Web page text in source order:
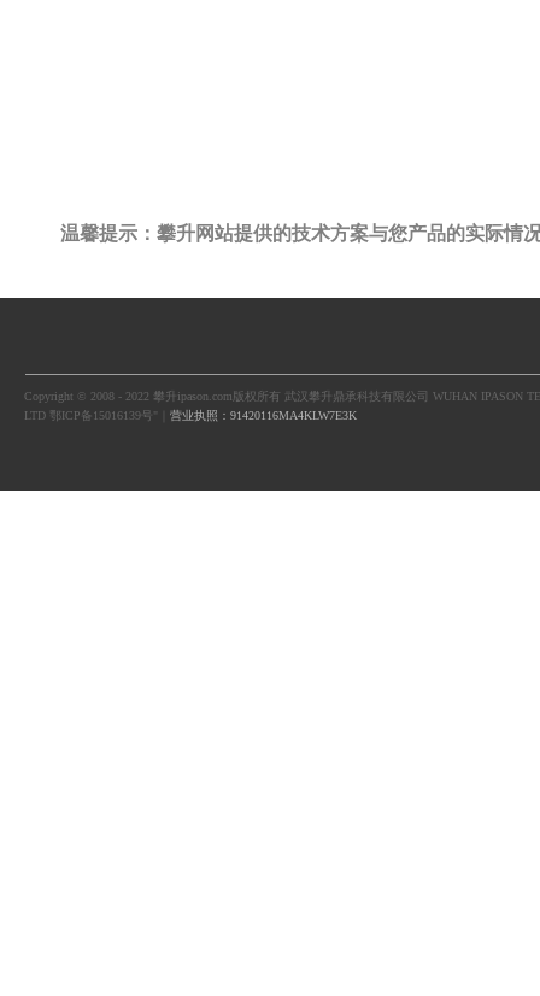
温馨提示：攀升网站提供的技术方案与您产品的实际情
Copyright © 2008 - 2022 攀升ipason.com版权所有 武汉攀升鼎承科技有限公司 WUHAN IPASON
LTD 鄂ICP备15016139号"｜营业执照：91420116MA4KLW7E3K